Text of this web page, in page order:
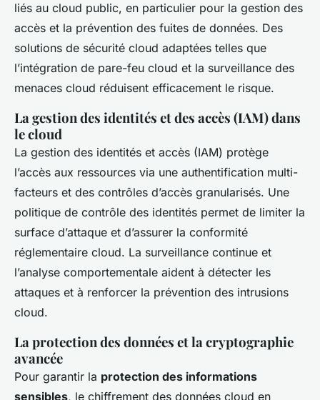
liés au cloud public, en particulier pour la gestion des
accès et la prévention des fuites de données. Des
solutions de sécurité cloud adaptées telles que
l’intégration de pare-feu cloud et la surveillance des
menaces cloud réduisent efficacement le risque.
La gestion des identités et des accès (IAM) dans
le cloud
La gestion des identités et accès (IAM) protège
l’accès aux ressources via une authentification multi-
facteurs et des contrôles d’accès granularisés. Une
politique de contrôle des identités permet de limiter la
surface d’attaque et d’assurer la conformité
réglementaire cloud. La surveillance continue et
l’analyse comportementale aident à détecter les
attaques et à renforcer la prévention des intrusions
cloud.
La protection des données et la cryptographie
avancée
Pour garantir la protection des informations
sensibles, le chiffrement des données cloud en